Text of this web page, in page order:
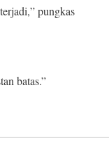
pungkas
batas.”